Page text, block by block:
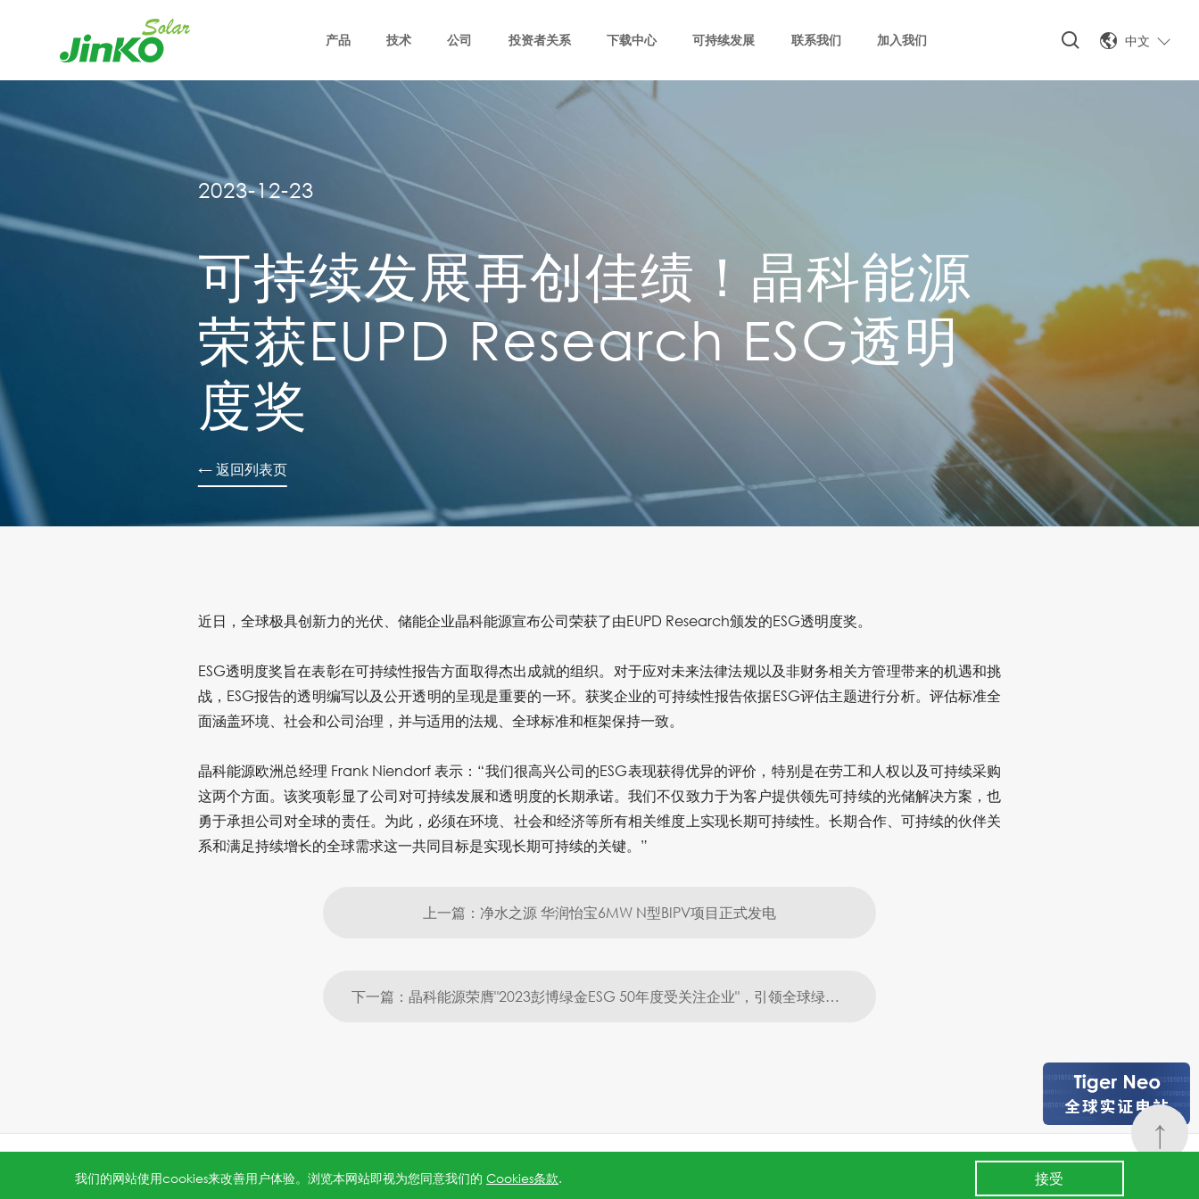
产品 技术 公司 投资者关系 下载中心 可持续发展 联系我们 加入我们 中文
2023-12-23
可持续发展再创佳绩！晶科能源
荣获EUPD Research ESG透明
度奖
← 返回列表页
近日，全球极具创新力的光伏、储能企业晶科能源宣布公司荣获了由EUPD Research颁发的ESG透明度奖。
ESG透明度奖旨在表彰在可持续性报告方面取得杰出成就的组织。对于应对未来法律法规以及非财务相关方管理带来的机遇和挑
战，ESG报告的透明编写以及公开透明的呈现是重要的一环。获奖企业的可持续性报告依据ESG评估主题进行分析。评估标准全
面涵盖环境、社会和公司治理，并与适用的法规、全球标准和框架保持一致。
晶科能源欧洲总经理 Frank Niendorf 表示：“我们很高兴公司的ESG表现获得优异的评价，特别是在劳工和人权以及可持续采购
这两个方面。该奖项彰显了公司对可持续发展和透明度的长期承诺。我们不仅致力于为客户提供领先可持续的光储解决方案，也
勇于承担公司对全球的责任。为此，必须在环境、社会和经济等所有相关维度上实现长期可持续性。长期合作、可持续的伙伴关
系和满足持续增长的全球需求这一共同目标是实现长期可持续的关键。”
上一篇：净水之源 华润怡宝6MW N型BIPV项目正式发电
下一篇：晶科能源荣膺"2023彭博绿金ESG 50年度受关注企业"，引领全球绿色创新发展
24小时全国服务热线
400 860 8878
↑
All rights reserved © 2026 Jinko Solar.沪ICP备2022022315号-1. 沪公网安备 31010602006888号
我们的网站使用cookies来改善用户体验。浏览本网站即视为您同意我们的 Cookies条款. 接受